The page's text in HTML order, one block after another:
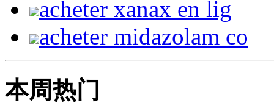
acheter xanax en lig
acheter midazolam co
本周热门